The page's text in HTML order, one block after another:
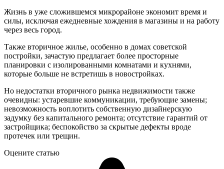
Жизнь в уже сложившемся микрорайоне экономит время и
силы, исключая ежедневные хождения в магазины и на работу
через весь город.
Также вторичное жилье, особенно в домах советской
постройки, зачастую предлагает более просторные
планировки с изолированными комнатами и кухнями,
которые больше не встретишь в новостройках.
Но недостатки вторичного рынка недвижимости также
очевидны: устаревшие коммуникации, требующие замены;
невозможность воплотить собственную дизайнерскую
задумку без капитального ремонта; отсутствие гарантий от
застройщика; беспокойство за скрытые дефекты вроде
протечек или трещин.
Оцените статью